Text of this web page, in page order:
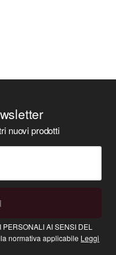
nuovi prodotti
AI SENSI DEL
normativa applicabile Leggi